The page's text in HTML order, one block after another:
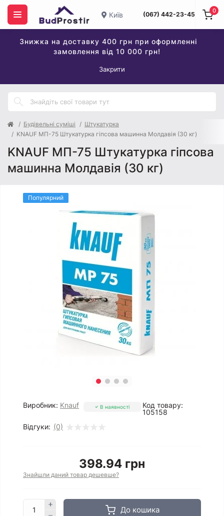
Київ (067) 442-23-45
Знижка на доставку 400 грн при оформленні
замовлення від 10 000 грн!
Закрити
0
Будівельні суміші
Штукатурка
KNAUF МП-75 Штукатурка гіпсова машинна Молдавія (30 кг)
KNAUF МП-75 Штукатурка гіпсова
машинна Молдавія (30 кг)
Популярний
Виробник: Knauf
Код товару:
105158
Відгуки: (0)
В наявності
398.94 грн
Знайшли даний товар дешевше?
До кошика